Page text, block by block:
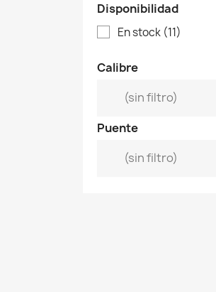
Disponibilidad
En stock (11)
Calibre
(sin filtro)
Puente
(sin filtro)